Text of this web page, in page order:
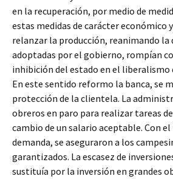
en la recuperación, por medio de
estas medidas de carácter económico
relanzar la producción, reanimando la
adoptadas por el gobierno, rompían
inhibición del estado en el liberalismo
En este sentido reformo la banca, se
protección de la clientela. La
obreros en paro para realizar tareas
cambio de un salario aceptable. Con
demanda, se aseguraron a los
garantizados. La escasez de
sustituía por la inversión en grandes